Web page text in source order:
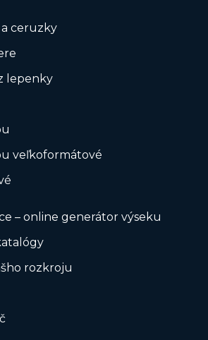
ceruzky
lepenky
veľkoformátové
– online generátor výseku
rozkroju